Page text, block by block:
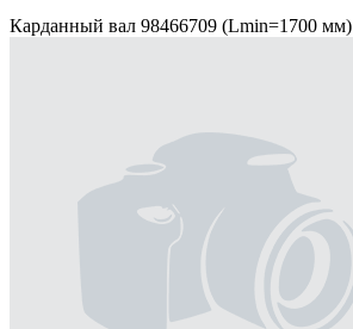
Карданный вал 98466709 (Lmin=1700 мм)